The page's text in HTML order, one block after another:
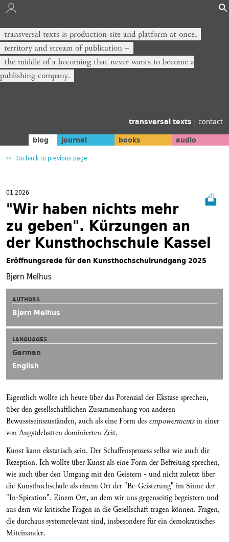
transversal texts is production site and platform at once,
territory and stream of publication −
the middle of a becoming that never wants to become a
publishing company.
transversal texts | contact
blog journal books audio
Go back to previous page
01 2026
"Wir haben nichts mehr
zu geben". Kürzungen an
der Kunsthochschule Kassel
Eröffnungsrede für den Kunsthochschulrundgang 2025
Bjørn Melhus
AUTHORS
Bjørn Melhus
LANGUAGES
German
English
Eigentlich wollte ich heute über das Potenzial der Ekstase sprechen,
über den gesellschaftlichen Zusammenhang von anderen
Bewusstseinszuständen, auch als eine Form des empowermentsin einer
von Angstdebatten dominierten Zeit.
Kunst kann ekstatisch sein. Der Schaffensprozess selbst wie auch die
Rezeption. Ich wollte über Kunst als eine Form der Befreiung sprechen,
wie auch über den Umgang mit den Geistern - und nicht zuletzt über
die Kunsthochschule als einem Ort der "Be-Geisterung" im Sinne der
"In-Spiration". Einem Ort, an dem wir uns gegenseitig begeistern und
aus dem wir kritische Fragen in die Gesellschaft tragen können. Fragen,
die durchaus systemrelevant sind, insbesondere für ein demokratisches
Miteinander.